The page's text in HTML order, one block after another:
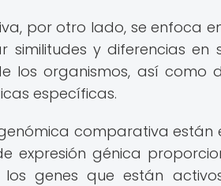
por otro lado, se enfoca
similitudes y diferencias en
los organismos, así como
específicas.
comparativa están
expresión génica
genes que están